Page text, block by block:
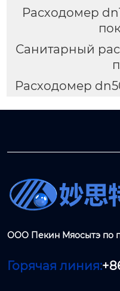
Расходомер
Санитарный
Расходомер
ООО Пекин Мяосытэ по
Горячая линия: